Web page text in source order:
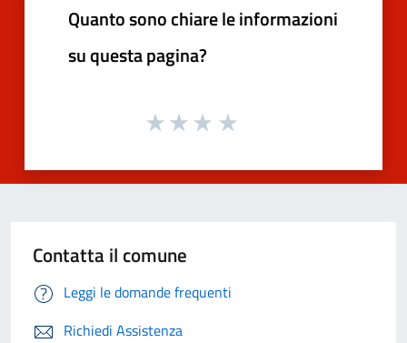
Quanto sono chiare le informazioni
su questa pagina?
Contatta il comune
Leggi le domande frequenti
Richiedi Assistenza